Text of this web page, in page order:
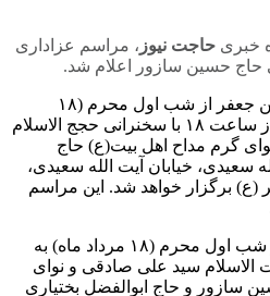
خبری حاجت نیوز ، مراسم عزاداری
جلسه مسجد حضرت موسی بن جعفر از شب اول محرم (١٨
مرداد١٤٠٠ ) به مدت ١٣ روز از ساعت ۱۸ با سخنرانی حجج الاسلام
گرم مداح اهل بیت(ع) حاج
سعیدی، خیابان آیت الله سعیدی،
(ع) برگزار خواهد شد. این مراسم
جلسه حسینیه موج الحسین از شب اول محرم (۱۸ مرداد ماه) به
الاسلام سید علی صادقی و نوای
سازور و حاج ابوالفضل بختیاری